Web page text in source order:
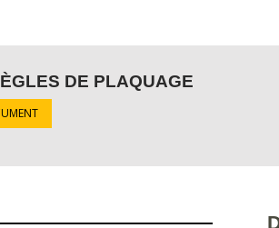
DE PLAQUAGE